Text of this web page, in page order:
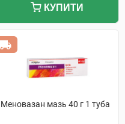
КУПИТИ
Меновазан мазь 40 г 1 туба